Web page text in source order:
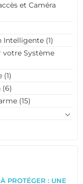
et Caméra
Intelligente (1)
Système
(1)
(6)
(15)
PROTÉGER : UNE